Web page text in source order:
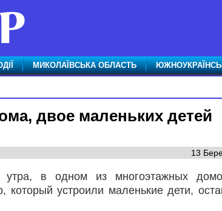
МИКОЛАЇВСЬКА ОБЛАСТЬ
двое маленьких детей
13
в одном из многоэтажных
устроили маленькие дети,